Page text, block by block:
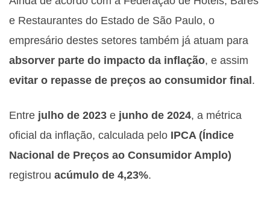
e Restaurantes do Estado de São Paulo, o
empresário destes setores também já atuam para
absorver parte do impacto da inflação, e assim
evitar o repasse de preços ao consumidor final.
Entre julho de 2023 e junho de 2024, a métrica
oficial da inflação, calculada pelo IPCA (Índice
Nacional de Preços ao Consumidor Amplo)
registrou acúmulo de 4,23%.